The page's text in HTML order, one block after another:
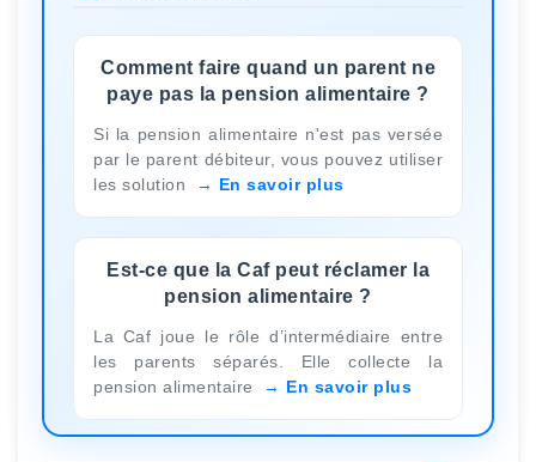
Comment faire quand un parent ne
paye pas la pension alimentaire ?
Si la pension alimentaire n'est pas versée
par le parent débiteur, vous pouvez utiliser
les solution
En savoir plus
Est-ce que la Caf peut réclamer la
pension alimentaire ?
La Caf joue le rôle d’intermédiaire entre
les parents séparés. Elle collecte la
pension alimentaire
En savoir plus